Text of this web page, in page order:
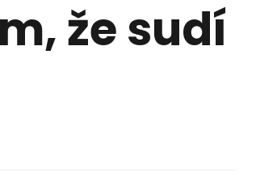
že sudí